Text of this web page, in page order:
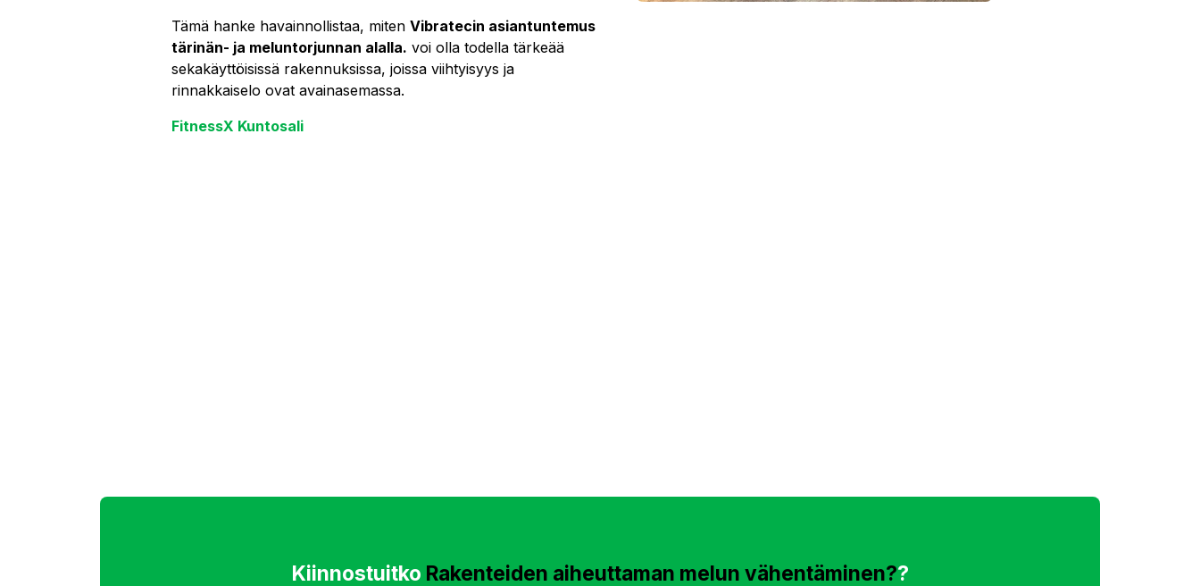
Tämä hanke havainnollistaa, miten Vibratecin asiantuntemus
tärinän- ja meluntorjunnan alalla. voi olla todella tärkeää
sekakäyttöisissä rakennuksissa, joissa viihtyisyys ja
rinnakkaiselo ovat avainasemassa.
FitnessX Kuntosali
Kiinnostuitko Rakenteiden aiheuttaman melun vähentäminen??